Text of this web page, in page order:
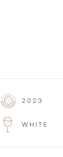
2023
WHITE